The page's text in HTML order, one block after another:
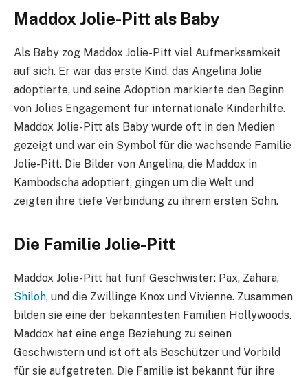
Maddox Jolie-Pitt als Baby
Als Baby zog Maddox Jolie-Pitt viel Aufmerksamkeit
auf sich. Er war das erste Kind, das Angelina Jolie
adoptierte, und seine Adoption markierte den Beginn
von Jolies Engagement für internationale Kinderhilfe.
Maddox Jolie-Pitt als Baby wurde oft in den Medien
gezeigt und war ein Symbol für die wachsende Familie
Jolie-Pitt. Die Bilder von Angelina, die Maddox in
Kambodscha adoptiert, gingen um die Welt und
zeigten ihre tiefe Verbindung zu ihrem ersten Sohn.
Die Familie Jolie-Pitt
Maddox Jolie-Pitt hat fünf Geschwister: Pax, Zahara,
Shiloh, und die Zwillinge Knox und Vivienne. Zusammen
bilden sie eine der bekanntesten Familien Hollywoods.
Maddox hat eine enge Beziehung zu seinen
Geschwistern und ist oft als Beschützer und Vorbild
für sie aufgetreten. Die Familie ist bekannt für ihre